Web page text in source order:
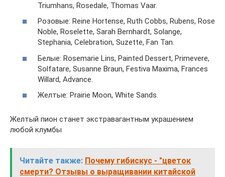
Triumhans, Rosedale, Thomas Vaar.
Розовые: Reine Hortense, Ruth Cobbs, Rubens, Rose
Noble, Roselette, Sarah Bernhardt, Solange,
Stephania, Celebration, Suzette, Fan Tan.
Белые: Rosemarie Lins, Painted Dessert, Primevere,
Solfatare, Susanne Braun, Festiva Maxima, Frances
Willard, Advance.
Желтые: Prairie Moon, White Sands.
Желтый пион станет экстравагантным украшением
любой клумбы
Читайте также: Почему гибискус - "цветок
смерти? Отзывы о выращивании китайской